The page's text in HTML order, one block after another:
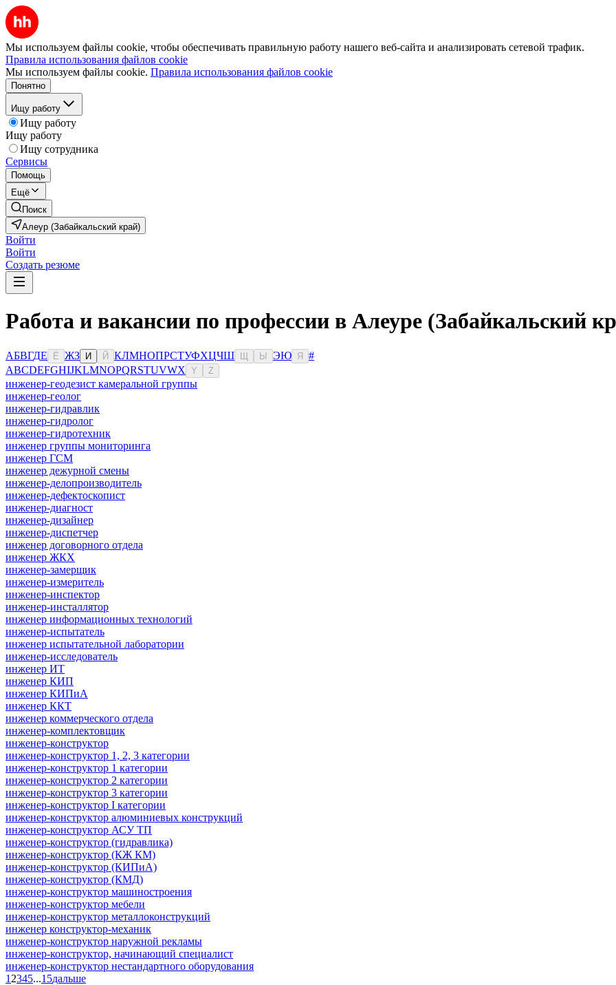
Мы используем файлы cookie, чтобы обеспечивать правильную работу нашего веб-сайта и анализировать сетевой трафик.
Правила использования файлов cookie
Мы используем файлы cookie. Правила использования файлов cookie
Понятно
Ищу работу
Ищу работу
Ищу работу
Ищу сотрудника
Сервисы
Помощь
Ещё
Поиск
Алеур (Забайкальский край)
Войти
Войти
Создать резюме
Работа и вакансии по профессии в Алеуре (Забайкальский
АБВГДЕ Ё ЖЗ И Й КЛМНОПРСТУФХЦЧШ Ы ЭЮ Я
#
ABCDEFGHIJKLMNOPQRSTUVWX Y Z
инженер-геодезист камеральной группы
инженер-геолог
инженер-гидравлик
инженер-гидролог
инженер-гидротехник
инженер группы мониторинга
инженер ГСМ
инженер дежурной смены
инженер-делопроизводитель
инженер-дефектоскопист
инженер-диагност
инженер-дизайнер
инженер-диспетчер
инженер договорного отдела
инженер ЖКХ
инженер-замерщик
инженер-измеритель
инженер-инспектор
инженер-инсталлятор
инженер информационных технологий
инженер-испытатель
инженер испытательной лаборатории
инженер-исследователь
инженер ИТ
инженер КИП
инженер КИПиА
инженер ККТ
инженер коммерческого отдела
инженер-комплектовщик
инженер-конструктор
инженер-конструктор 1, 2, 3 категории
инженер-конструктор 1 категории
инженер-конструктор 2 категории
инженер-конструктор 3 категории
инженер-конструктор I категории
инженер-конструктор алюминиевых конструкций
инженер-конструктор АСУ ТП
инженер-конструктор (гидравлика)
инженер-конструктор (КЖ КМ)
инженер-конструктор (КИПиА)
инженер-конструктор (КМД)
инженер-конструктор машиностроения
инженер-конструктор мебели
инженер-конструктор металлоконструкций
инженер конструктор-механик
инженер-конструктор наружной рекламы
инженер-конструктор, начинающий специалист
инженер-конструктор нестандартного оборудования
1 2345...15дальше